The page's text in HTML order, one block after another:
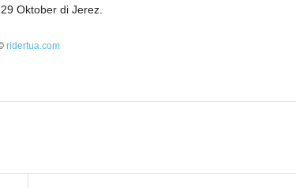
Oktober di Jerez.
ridertua.com